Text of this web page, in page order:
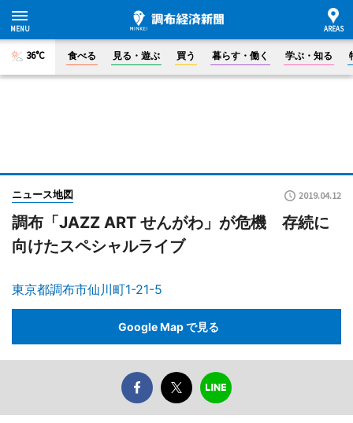
36°C 食べる 見る・遊ぶ 買う 暮らす・働く 学ぶ・知る
ニュース地図 2019.04.12
調布「JAZZ ART せんがわ」が危機 存続に
向けたスペシャルライブ
東京都調布市仙川町1-21-5
Google Map で見る